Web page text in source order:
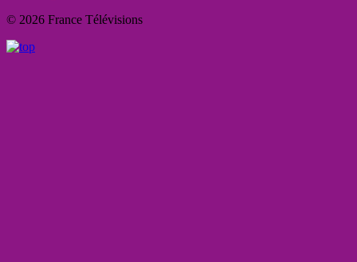
© 2026 France Télévisions